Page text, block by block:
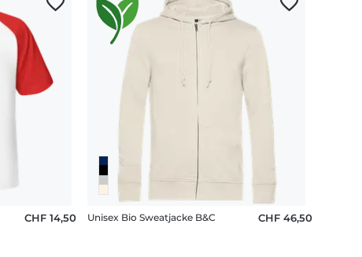
CHF 14,50 Unisex Bio Sweatjacke B&C CHF 46,50